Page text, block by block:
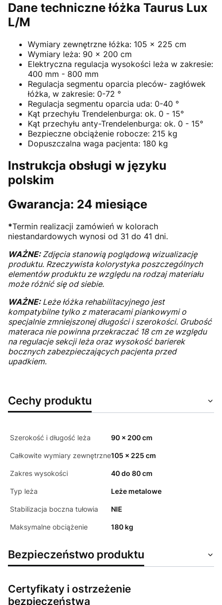
Dane techniczne łóżka Taurus Lux
L/M
Wymiary zewnętrzne łóżka: 105 x 225 cm
Wymiary leża: 90 x 200 cm
Elektryczna regulacja wysokości leża w zakresie:
400 mm - 800 mm
Regulacja segmentu oparcia pleców- zagłówek
łóżka, w zakresie: 0-72 °
Regulacja segmentu oparcia uda: 0-40 °
Kąt przechyłu Trendelenburga: ok. 0 - 15°
Kąt przechyłu anty-Trendelenburga: ok. 0 - 15°
Bezpieczne obciążenie robocze: 215 kg
Dopuszczalna waga pacjenta: 180 kg
Instrukcja obsługi w języku
polskim
Gwarancja: 24 miesiące
*Termin realizacji zamówień w kolorach
niestandardowych wynosi od 31 do 41 dni.
WAŻNE:Zdjęcia stanowią poglądową wizualizację
produktu. Rzeczywista kolorystyka poszczególnych
elementów produktu ze względu na rodzaj materiału
może różnić się od siebie.
WAŻNE: Leże łóżka rehabilitacyjnego jest
kompatybilne tylko z materacami piankowymi o
specjalnie zmniejszonej długości i szerokości. Grubość
materaca nie powinna przekraczać 18 cm ze względu
na regulacje sekcji leża oraz wysokość barierek
bocznych zabezpieczających pacjenta przed
upadkiem.
Cechy produktu
Szerokość i długość leża 90 x 200 cm
Całkowite wymiary zewnętrzne105 x 225 cm
Zakres wysokości 40 do 80 cm
Typ leża Leże metalowe
Stabilizacja boczna tułowia NIE
Maksymalne obciążenie 180 kg
Bezpieczeństwo produktu
Certyfikaty i ostrzeżenie
bezpieczeństwa